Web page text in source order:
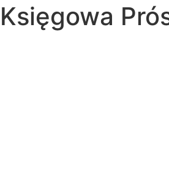
Księgowa